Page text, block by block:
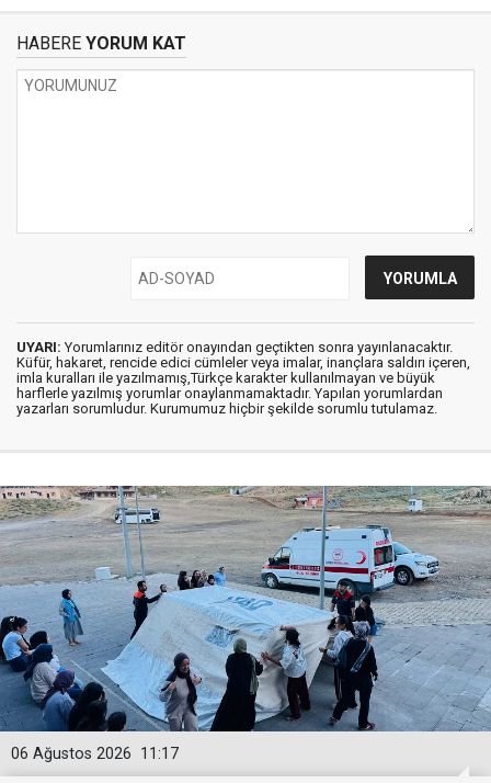
HABERE YORUM KAT
UYARI: Yorumlarınız editör onayından geçtikten sonra yayınlanacaktır.
Küfür, hakaret, rencide edici cümleler veya imalar, inançlara saldırı içeren,
imla kuralları ile yazılmamış,Türkçe karakter kullanılmayan ve büyük
harflerle yazılmış yorumlar onaylanmamaktadır. Yapılan yorumlardan
yazarları sorumludur. Kurumumuz hiçbir şekilde sorumlu tutulamaz.
11:17
06 Ağustos 2026